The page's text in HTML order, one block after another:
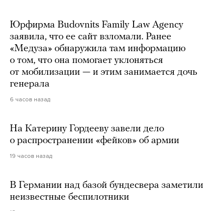
Юрфирма Budovnits Family Law Agency
заявила, что ее сайт взломали. Ранее
«Медуза» обнаружила там информацию
о том, что она помогает уклоняться
от мобилизации — и этим занимается дочь
генерала
6 часов назад
На Катерину Гордееву завели дело
о распространении «фейков» об армии
19 часов назад
В Германии над базой бундесвера заметили
неизвестные беспилотники